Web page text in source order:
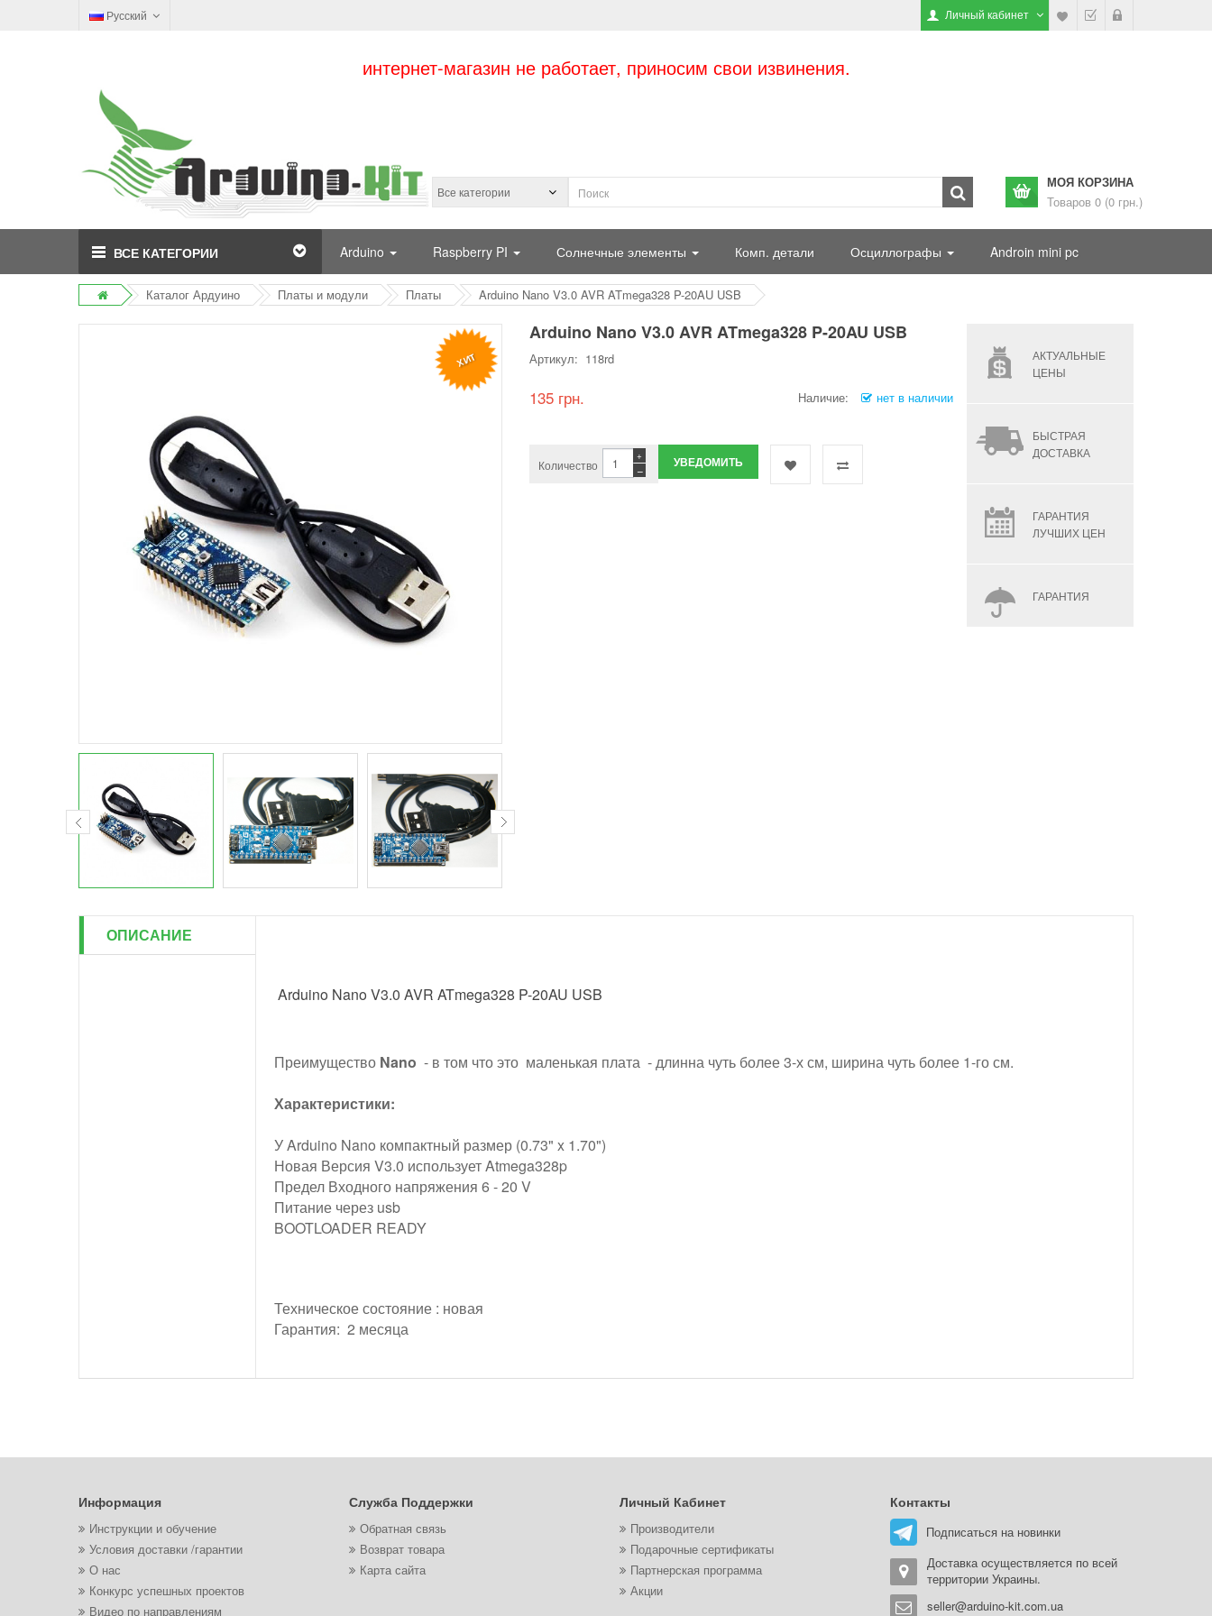
Русский Личный кабинет
интернет-магазин не работает, приносим свои извинения.
МОЯ КОРЗИНА
Товаров 0 (0 грн.)
ВСЕ КАТЕГОРИИ Arduino Raspberry PI Солнечные элементы Комп. детали Осциллографы Androin mini pc
Каталог Ардуино Платы и модули Платы Arduino Nano V3.0 AVR ATmega328 P-20AU USB
ХИТ
Arduino Nano V3.0 AVR ATmega328 P-20AU USB
Артикул: 118rd
135 грн. Наличие: нет в наличии
Количество −
+ УВЕДОМИТЬ
АКТУАЛЬНЫЕ
ЦЕНЫ
БЫСТРАЯ
ДОСТАВКА
ГАРАНТИЯ
ЛУЧШИХ ЦЕН
ГАРАНТИЯ
ОПИСАНИЕ
Arduino Nano V3.0 AVR ATmega328 P-20AU USB
Преимущество Nano - в том что это маленькая плата - длинна чуть более 3-х см, ширина чуть более 1-го см.
Характеристики:
У Arduino Nano компактный размер (0.73" x 1.70")
Новая Версия V3.0 использует Atmega328p
Предел Входного напряжения 6 - 20 V
Питание через usb
BOOTLOADER READY
Техническое состояние : новая
Гарантия: 2 месяца
Информация
Инструкции и обучение
Условия доставки /гарантии
О нас
Конкурс успешных проектов
Видео по направлениям
Служба Поддержки
Обратная связь
Возврат товара
Карта сайта
Личный Кабинет
Производители
Подарочные сертификаты
Партнерская программа
Акции
Контакты
Подписаться на новинки
Доставка осуществляется по всей
территории Украины.
seller@arduino-kit.com.ua